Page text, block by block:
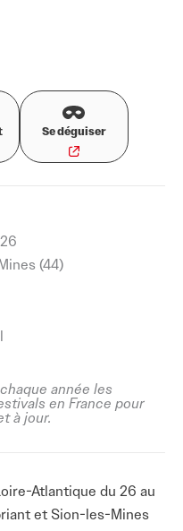
Se déguiser
(44)
année les
en France pour
à jour.
Atlantique du 26 au
et Sion-les-Mines